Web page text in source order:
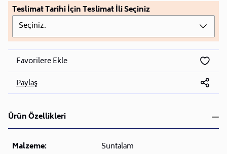
Teslimat Tarihi İçin Teslimat İli Seçiniz
Seçiniz.
Favorilere Ekle
Paylaş
Ürün Özellikleri
Malzeme:
Suntalam